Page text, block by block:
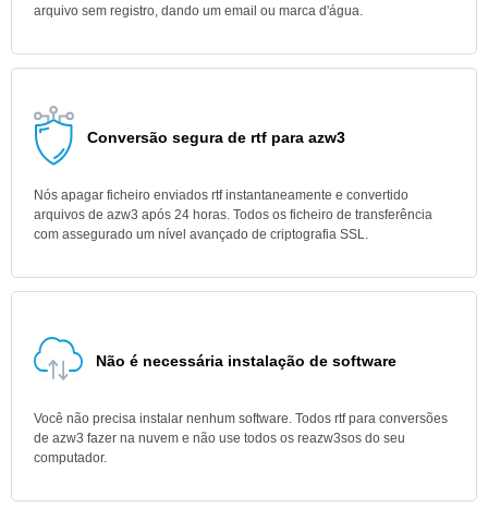
arquivo sem registro, dando um email ou marca d'água.
Conversão segura de rtf para azw3
Nós apagar ficheiro enviados rtf instantaneamente e convertido
arquivos de azw3 após 24 horas. Todos os ficheiro de transferência
com assegurado um nível avançado de criptografia SSL.
Não é necessária instalação de software
Você não precisa instalar nenhum software. Todos rtf para conversões
de azw3 fazer na nuvem e não use todos os reazw3sos do seu
computador.